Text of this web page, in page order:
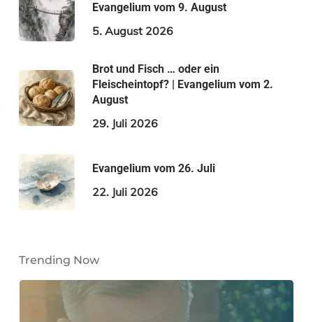
Evangelium vom 9. August
5. August 2026
Brot und Fisch … oder ein
Fleischeintopf? | Evangelium vom 2.
August
29. Juli 2026
Evangelium vom 26. Juli
22. Juli 2026
Trending Now